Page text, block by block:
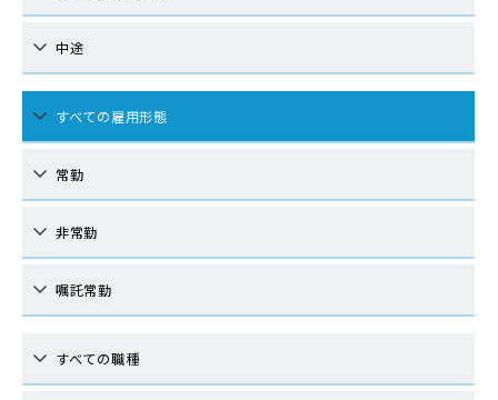
中途
すべての雇用形態
常勤
非常勤
嘱託常勤
すべての職種